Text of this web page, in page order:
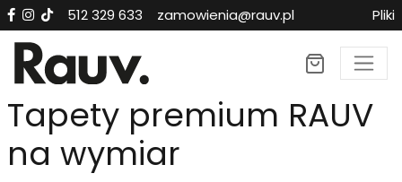
512 329 633 zamowienia@rauv.pl Pliki
Tapety premium RAUV
na wymiar